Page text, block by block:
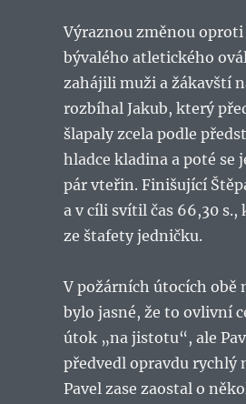
Výraznou změnou
bývalého atletického
zahájili muži a žákavští
rozbíhal Jakub, který
šlapaly zcela podle
hladce kladina a poté se
pár vteřin. Finišující
a v cíli svítil čas 66,30
ze štafety jedničku.
V požárních útocích obě
bylo jasné, že to ovlivní
útok „na jistotu“, ale
předvedl opravdu rychlý
Pavel zase zaostal o